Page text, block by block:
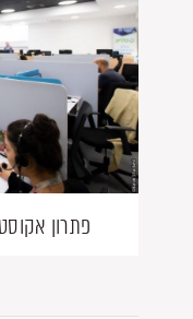
פתרון